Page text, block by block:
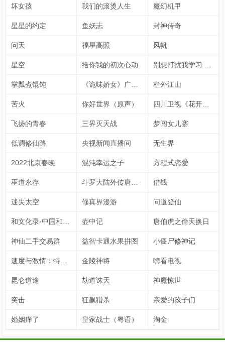
坏女孩 我们的滚烫人生 魔幻机甲
星星的约定 鱼妖志 封神传奇
问天 福星高照 风帆
星空 给你我的初次心动
掌瓢煮馄饨 栏外江山
苦火 你好世界（原声） 四川卫视《花开天下·国韵》新年演唱会 第7季
飞扬的青春 三界灭天战 梦闯女儿寨
低调修仙路 央视新闻直播间 无生界
2022北京春晚 混沌幸运之子 方程式恋爱
巫道永存 借钱
迷失太空 修真界漫游 问道登仙
壶中记 唐伯虎之偷天换日
神仙二手交易群 益智卡通水果拼图 小僵尸修神记
金陵神将 嗨看电视
昆仑道途 劫道诛天 神魔惊世
突击 狂飙猎杀 亲爱的孩子们
婚姻痒了 皇家战士（粤语） 淘金